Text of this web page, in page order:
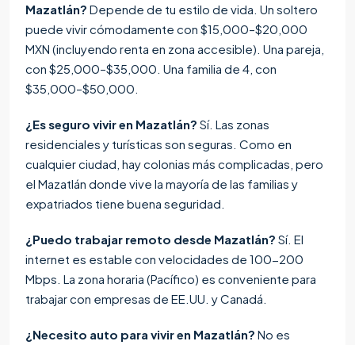
Mazatlán? Depende de tu estilo de vida. Un soltero
puede vivir cómodamente con $15,000–$20,000
MXN (incluyendo renta en zona accesible). Una pareja,
con $25,000–$35,000. Una familia de 4, con
$35,000–$50,000.
¿Es seguro vivir en Mazatlán? Sí. Las zonas
residenciales y turísticas son seguras. Como en
cualquier ciudad, hay colonias más complicadas, pero
el Mazatlán donde vive la mayoría de las familias y
expatriados tiene buena seguridad.
¿Puedo trabajar remoto desde Mazatlán? Sí. El
internet es estable con velocidades de 100-200
Mbps. La zona horaria (Pacífico) es conveniente para
trabajar con empresas de EE.UU. y Canadá.
¿Necesito auto para vivir en Mazatlán? No es